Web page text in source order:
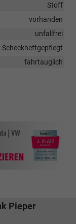
Stoff
vorhanden
unfallfrei
Scheckheftgepflegt
fahrtauglich
Pieper